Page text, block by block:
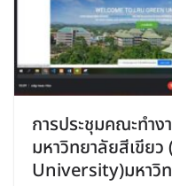
การประชุมคณะทำ
มหาวิทยาลัยสีเขีย
University)มหาวิ